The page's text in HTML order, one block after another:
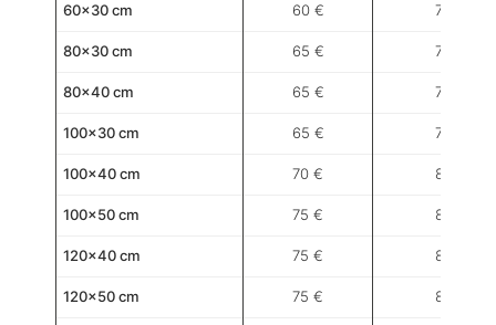
60×30 cm 60 € 70 €
80×30 cm 65 € 70 €
80×40 cm 65 € 70 €
100×30 cm 65 € 70 €
100×40 cm 70 € 80 €
100×50 cm 75 € 85 €
120×40 cm 75 € 85 €
120×50 cm 75 € 85 €